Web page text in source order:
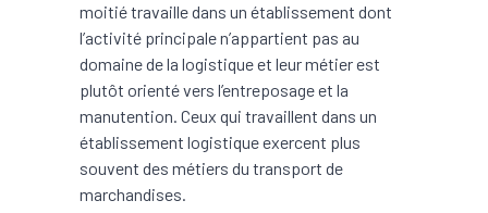
moitié travaille dans un établissement dont
l’activité principale n’appartient pas au
domaine de la logistique et leur métier est
plutôt orienté vers l’entreposage et la
manutention. Ceux qui travaillent dans un
établissement logistique exercent plus
souvent des métiers du transport de
marchandises.